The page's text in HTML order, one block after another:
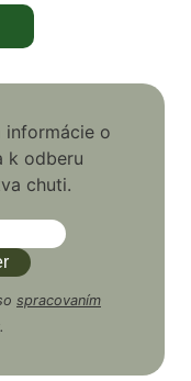
informácie o
k odberu
chuti.
spracovaním
.